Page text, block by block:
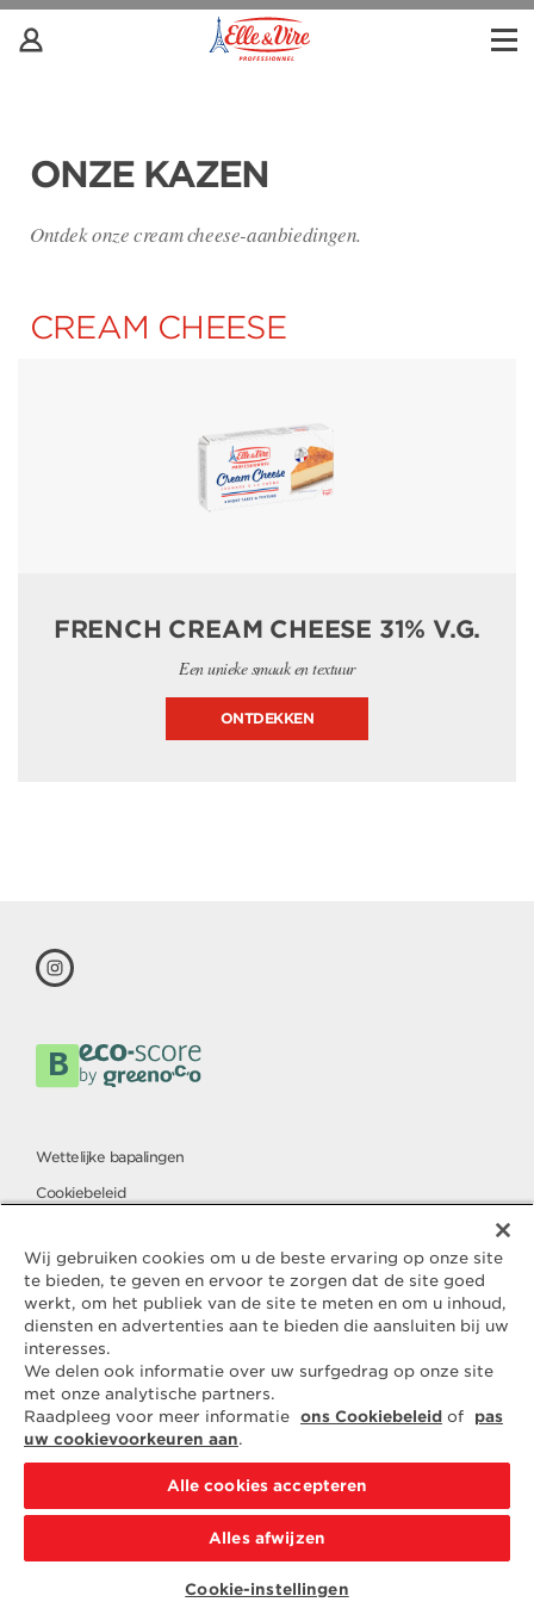
ONZE KAZEN
Ontdek onze cream cheese-aanbiedingen.
CREAM CHEESE
FRENCH CREAM CHEESE 31% V.G.
Een unieke smaak en textuur
ONTDEKKEN
Wettelijke bapalingen
Cookiebeleid
Contact
ELLE & VIRE
Voor elke vraag of verzoek om
aanvullende informatie staan ​​wij
tot uw beschikking
ELVIR
50890 CONDÉ-SUR-VIRE
NEEM CONTACT MET ONS OP
Wij gebruiken cookies om u de beste ervaring op onze site
te bieden, te geven en ervoor te zorgen dat de site goed
werkt, om het publiek van de site te meten en om u inhoud,
diensten en advertenties aan te bieden die aansluiten bij uw
interesses.
We delen ook informatie over uw surfgedrag op onze site
met onze analytische partners.
Raadpleeg voor meer informatie ons Cookiebeleid of
pas
uw cookievoorkeuren aan.
Alle cookies accepteren
Alles afwijzen
Cookie-instellingen